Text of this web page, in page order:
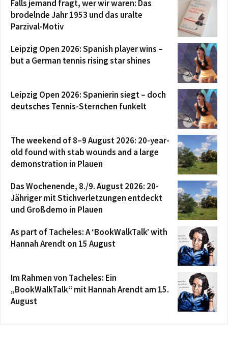
Falls jemand fragt, wer wir waren: Das
brodelnde Jahr 1953 und das uralte
Parzival-Motiv
Leipzig Open 2026: Spanish player wins –
but a German tennis rising star shines
Leipzig Open 2026: Spanierin siegt – doch
deutsches Tennis-Sternchen funkelt
The weekend of 8–9 August 2026: 20-year-
old found with stab wounds and a large
demonstration in Plauen
Das Wochenende, 8./9. August 2026: 20-
Jähriger mit Stichverletzungen entdeckt
und Großdemo in Plauen
As part of Tacheles: A ‘BookWalkTalk’ with
Hannah Arendt on 15 August
Im Rahmen von Tacheles: Ein
„BookWalkTalk“ mit Hannah Arendt am 15.
August